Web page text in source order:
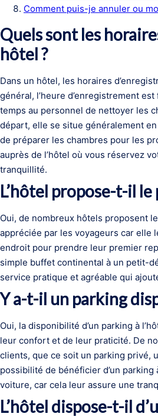
Comment puis-je annuler ou
Quels sont les
hôtel ?
Dans un hôtel, les horaires
général, l’heure d’enregistrement
temps au personnel de nettoyer les
départ, elle se situe généralement
de préparer les chambres pour les
auprès de l’hôtel où vous réservez
tranquillité.
L’hôtel propose-t-il
Oui, de nombreux hôtels proposent
appréciée par les voyageurs car elle
endroit pour prendre leur premier
simple buffet continental à un petit-
service pratique et agréable qui
Y a-t-il un parking
Oui, la disponibilité d’un parking à
leur confort et de leur praticité. De
clients, que ce soit un parking privé,
possibilité de bénéficier d’un
voiture, car cela leur assure une
L’hôtel dispose-t-il